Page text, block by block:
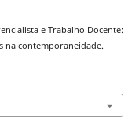
e Trabalho Docente:
na contemporaneidade.